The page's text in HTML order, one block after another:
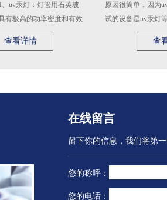
灯管用石英玻
功率密度和有效
原因很简单，因为uv能量计
试的设备是uv汞灯等大功率
试，最开始uv能量计针对 ...
查看详情
在线留言
留下你的信息，我们将第
您的称呼：
您的电话：